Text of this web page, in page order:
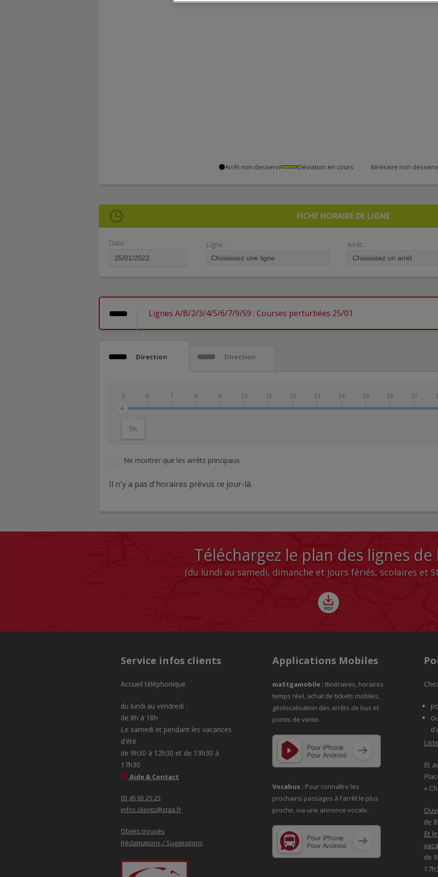
Arrêt non desservi Déviation en cours Itinéraire non desservi
FICHE HORAIRE DE LIGNE
Date : Ligne : Arrêt :
Lignes A/B/2/3/4/5/6/7/9/59 : Courses perturbées 25/01
Direction Direction
5h
5 6 7 8 9 10 11 12 13 14 15 16 17
Ne montrer que les arrêts principaux
Il n'y a pas d'horaires prévus ce jour-là.
Téléchargez le plan des lignes de
(du lundi au samedi, dimanche et jours fériés, scolaires et
Service infos clients
Accueil téléphonique
du lundi au vendredi :
de 8h à 18h
Le samedi et pendant les vacances
d'été
de 9h30 à 12h30 et de 13h30 à
17h30
Aide & Contact
05 45 65 25 25
infos.clients@stga.fr
Objets trouvés
Réclamations / Suggestions
Applications Mobiles
maStgamobile : Itinéraires, horaires
temps réel, achat de tickets mobiles,
géolocalisation des arrêts de bus et
points de vente.
Vocabus : Pour connaître les
prochains passages à l'arrêt le plus
proche, via une annonce vocale.
Et
«
de
Et
de